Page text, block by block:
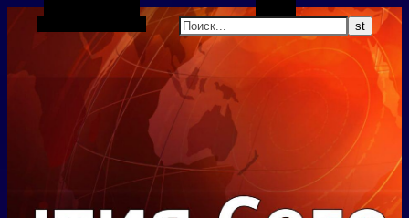
Боковая панель